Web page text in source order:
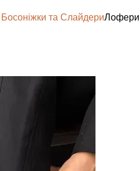
Босоніжки та СлайдериЛофери